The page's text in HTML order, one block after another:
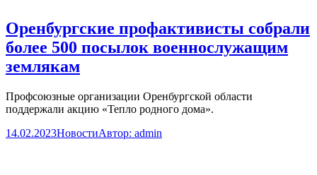
Оренбургские профактивисты собрали
более 500 посылок военнослужащим
землякам
Профсоюзные организации Оренбургской области
поддержали акцию «Тепло родного дома».
14.02.2023НовостиАвтор: admin